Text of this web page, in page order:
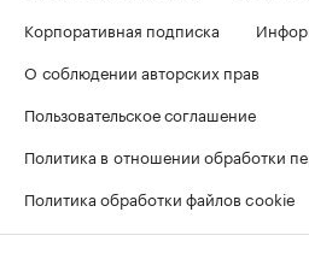
Корпоративная подписка
О соблюдении авторских прав
Пользовательское соглашение
Политика в отношении обработки
Политика обработки файлов cookie